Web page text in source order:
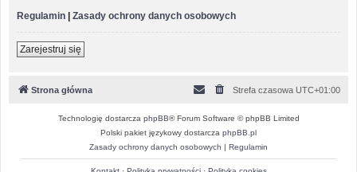
Regulamin | Zasady ochrony danych osobowych
Zarejestruj się
Strona główna Strefa czasowa UTC+01:00
Technologię dostarcza phpBB® Forum Software © phpBB Limited
Polski pakiet językowy dostarcza phpBB.pl
Zasady ochrony danych osobowych | Regulamin